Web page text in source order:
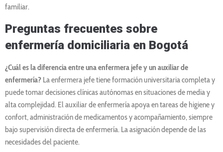
familiar.
Preguntas frecuentes sobre
enfermería domiciliaria en Bogotá
¿Cuál es la diferencia entre una enfermera jefe y un auxiliar de
enfermería? La enfermera jefe tiene formación universitaria completa y
puede tomar decisiones clínicas autónomas en situaciones de media y
alta complejidad. El auxiliar de enfermería apoya en tareas de higiene y
confort, administración de medicamentos y acompañamiento, siempre
bajo supervisión directa de enfermería. La asignación depende de las
necesidades del paciente.